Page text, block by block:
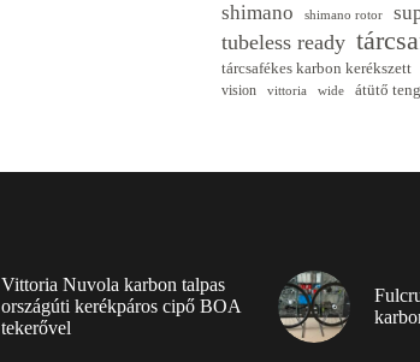
shimano shimano rotor
tubeless ready
tárcsafékes karbon kerékszett
vision vittoria wide átütő
Vittoria Nuvola karbon talpas
országúti kerékpáros cipő BOA
tekerővel